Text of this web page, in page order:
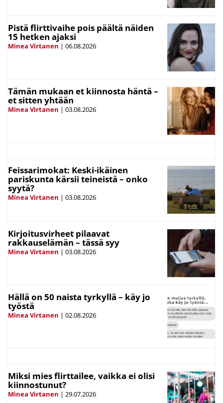
Pistä flirttivaihe pois päältä näiden
15 hetken ajaksi
Minea Virtanen | 06.08.2026
Tämän mukaan et kiinnosta häntä –
et sitten yhtään
Minea Virtanen | 03.08.2026
Feissarimokat: Keski-ikäinen
pariskunta kärsii teineistä – onko
syytä?
Minea Virtanen | 03.08.2026
Kirjoitusvirheet pilaavat
rakkauselämän – tässä syy
Minea Virtanen | 03.08.2026
Hällä on 50 naista tyrkyllä – käy jo
työstä
Minea Virtanen | 02.08.2026
Miksi mies flirttailee, vaikka ei olisi
kiinnostunut?
Minea Virtanen | 29.07.2026